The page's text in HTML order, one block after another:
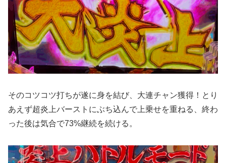
そのコツコツ打ちが遂に身を結び、大連チャン獲得！とり
あえず超炎上バーストにぶち込んで上乗せを重ねる、終わ
った後は気合で73%継続を続ける。